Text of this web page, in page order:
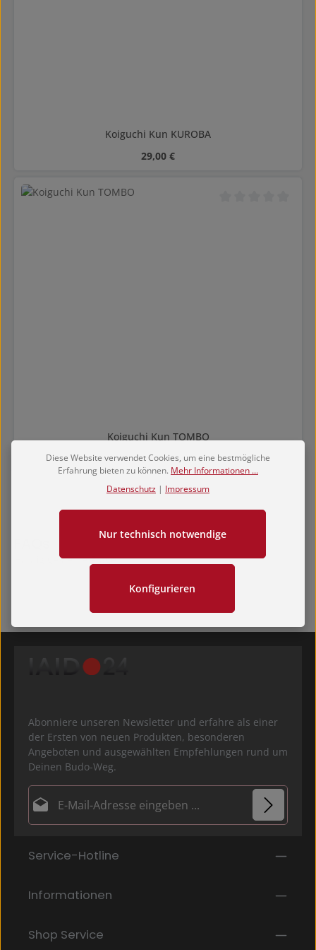
Koiguchi Kun KUROBA
Regulärer Preis:
29,00 €
Koiguchi Kun TOMBO
Regulärer Preis:
29,00 €
Häufig gestellte Fragen...
Abonniere unseren Newsletter und erfahre als einer
der Ersten von neuen Produkten, besonderen
Angeboten und ausgewählten Empfehlungen rund um
Deinen Budo-Weg.
E-Mail-Adresse*
Ich habe dieDatenschutzbestimmungen
mit ihnen einverstanden.
Die mit einem Stern (*) markierten Felder sind
Service-Hotline
Informationen
Shop Service
Diese Website verwendet Cookies, um eine bestmögliche
Erfahrung bieten zu können. Mehr Informationen ...
Datenschutz | Impressum
Nur technisch notwendige
Konfigurieren